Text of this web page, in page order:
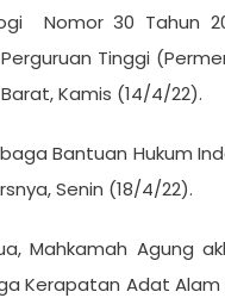
Nomor 30 Tahun
Tinggi
Kamis (14/4/22).
Bantuan Hukum
Senin (18/4/22).
Mahkamah Agung
Kerapatan Adat